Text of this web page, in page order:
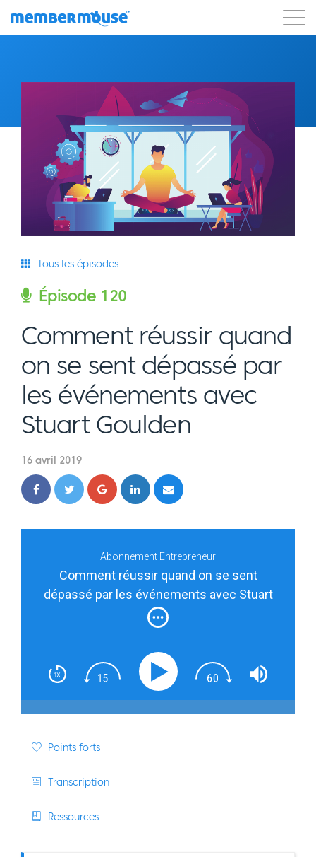
Commencer
Tous les épisodes
Épisode 120
Comment réussir quand
on se sent dépassé par
les événements avec
Stuart Goulden
16 avril 2019
Abonnement Entrepreneur
Comment réussir quand on se sent
dépassé par les événements avec Stuart
Goulden
Points forts
Transcription
Ressources